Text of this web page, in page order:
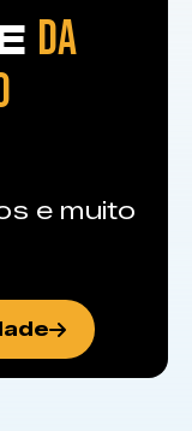
DA
e muito